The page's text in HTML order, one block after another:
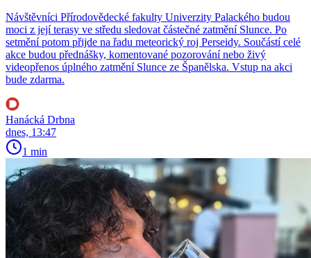
Návštěvníci Přírodovědecké fakulty Univerzity Palackého budou
moci z její terasy ve středu sledovat částečné zatmění Slunce. Po
setmění potom přijde na řadu meteorický roj Perseidy. Součástí celé
akce budou přednášky, komentované pozorování nebo živý
videopřenos úplného zatmění Slunce ze Španělska. Vstup na akci
bude zdarma.
Hanácká Drbna
dnes, 13:47
1 min